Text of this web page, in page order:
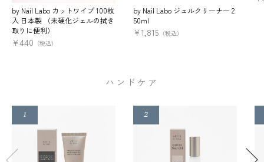
by Nail Labo カットワイプ 100枚
入 日本製 （未硬化ジェルの拭き
取りに便利）
¥440 （税込）
by Nail Labo ジェルクリーナー 2
50ml
¥1,815 （税込）
ハンドケア